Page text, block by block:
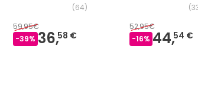
(64)
59,95€
-39% 36,58 €
(
52,95€
-16% 44,54 €